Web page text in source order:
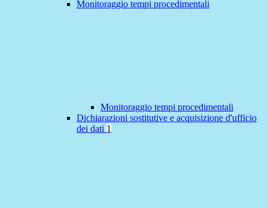
Monitoraggio tempi procedimentali
Monitoraggio tempi procedimentali
Dichiarazioni sostitutive e acquisizione d'ufficio
dei dati 1